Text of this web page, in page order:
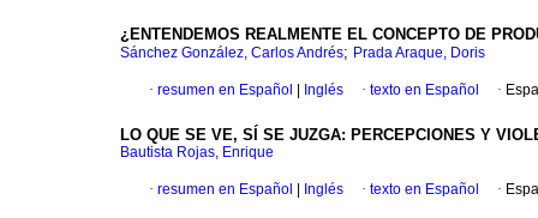
¿ENTENDEMOS REALMENTE EL CONCEPTO DE
Sánchez González, Carlos Andrés; Prada Araque, Doris
· resumen en Español Inglés · texto en Español ·
LO QUE SE VE, SÍ SE JUZGA: PERCEPCIONES Y
Bautista Rojas, Enrique
· resumen en Español Inglés · texto en Español ·